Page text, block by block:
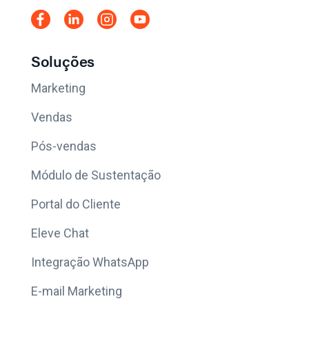
Soluções
Marketing
Vendas
Pós-vendas
Módulo de Sustentação
Portal do Cliente
Eleve Chat
Integração WhatsApp
E-mail Marketing